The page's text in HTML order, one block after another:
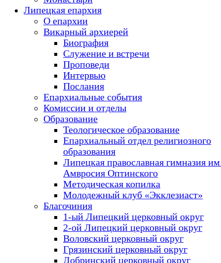
Липецкая епархия
О епархии
Викарный архиерей
Биография
Служение и встречи
Проповеди
Интервью
Послания
Епархиальные события
Комиссии и отделы
Образование
Теологическое образование
Епархиальный отдел религиозного
образования
Липецкая православная гимназия
Амвросия Оптинского
Методическая копилка
Молодежный клуб «Экклезиаст»
Благочиния
1-ый Липецкий церковный округ
2-ой Липецкий церковный округ
Воловский церковный округ
Грязинский церковный округ
Добринский церковный округ